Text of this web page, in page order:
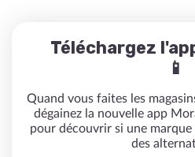
Téléchargez
📱
Quand vous faites les
dégainez la nouvelle app
pour découvrir si une
des